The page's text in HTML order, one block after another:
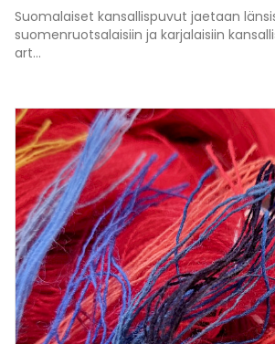
Suomalaiset kansallispuvut jaetaan
suomenruotsalaisiin ja karjalaisiin
art...